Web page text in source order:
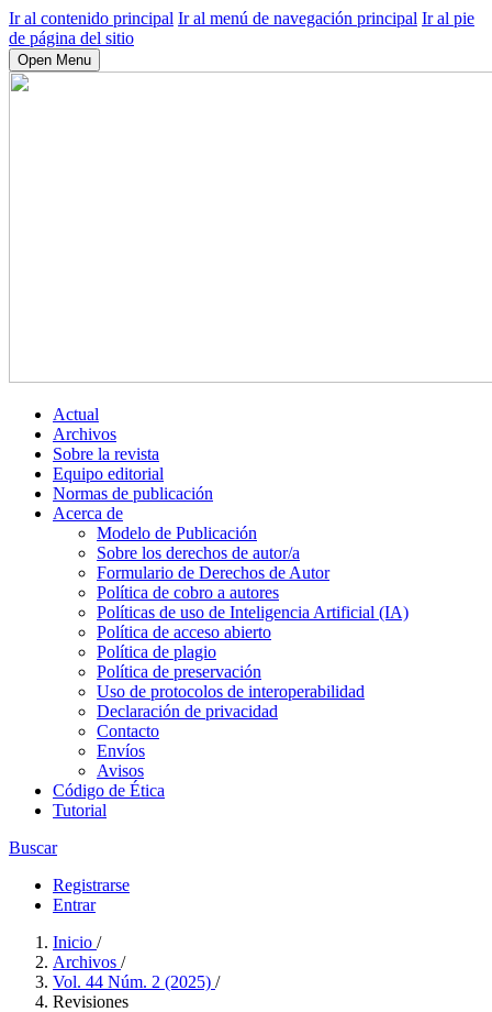
Ir al contenido principal Ir al menú de navegación principal Ir al pie
de página del sitio
Open Menu
Actual
Archivos
Sobre la revista
Equipo editorial
Normas de publicación
Acerca de
Modelo de Publicación
Sobre los derechos de autor/a
Formulario de Derechos de Autor
Política de cobro a autores
Políticas de uso de Inteligencia Artificial (IA)
Política de acceso abierto
Política de plagio
Política de preservación
Uso de protocolos de interoperabilidad
Declaración de privacidad
Contacto
Envíos
Avisos
Código de Ética
Tutorial
Buscar
Registrarse
Entrar
Inicio /
Archivos /
Vol. 44 Núm. 2 (2025) /
Revisiones